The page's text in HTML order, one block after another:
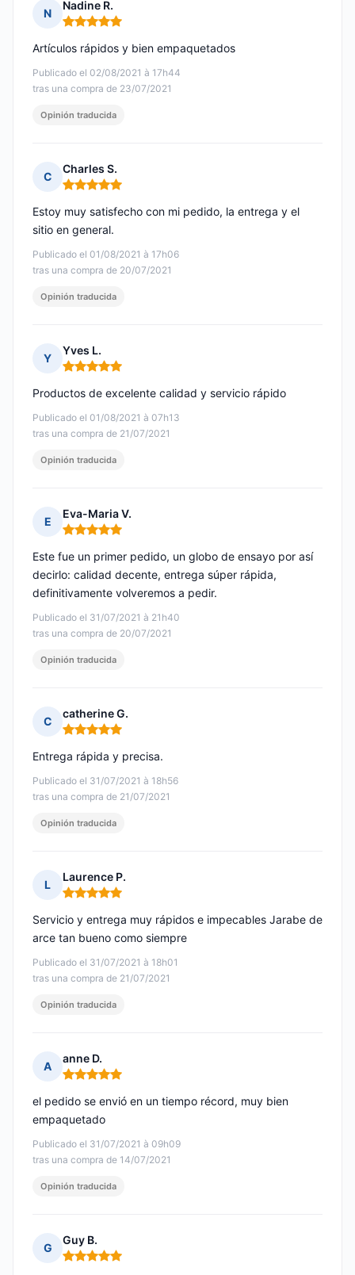
N
Nadine R.
Nota: 5 de 5
Publicado el 02/08/2021 à 17h44
tras una compra de 23/07/2021
Artículos rápidos y bien empaquetados
Opinión traducida
C
Charles S.
Nota: 5 de 5
Publicado el 01/08/2021 à 17h06
tras una compra de 20/07/2021
Estoy muy satisfecho con mi pedido, la entrega y el
sitio en general.
Opinión traducida
Y
Yves L.
Nota: 5 de 5
Publicado el 01/08/2021 à 07h13
tras una compra de 21/07/2021
Productos de excelente calidad y servicio rápido
Opinión traducida
E
Eva-Maria V.
Nota: 5 de 5
Publicado el 31/07/2021 à 21h40
tras una compra de 20/07/2021
Este fue un primer pedido, un globo de ensayo por así
decirlo: calidad decente, entrega súper rápida,
definitivamente volveremos a pedir.
Opinión traducida
C
catherine G.
Nota: 5 de 5
Publicado el 31/07/2021 à 18h56
tras una compra de 21/07/2021
Entrega rápida y precisa.
Opinión traducida
L
Laurence P.
Nota: 5 de 5
Publicado el 31/07/2021 à 18h01
tras una compra de 21/07/2021
Servicio y entrega muy rápidos e impecables Jarabe de
arce tan bueno como siempre
Opinión traducida
A
anne D.
Nota: 5 de 5
Publicado el 31/07/2021 à 09h09
tras una compra de 14/07/2021
el pedido se envió en un tiempo récord, muy bien
empaquetado
Opinión traducida
G
Guy B.
Nota: 5 de 5